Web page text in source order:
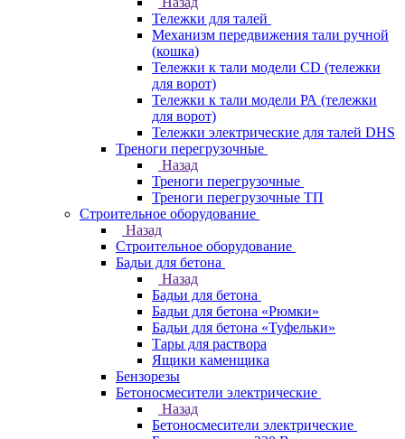
Тележки для талей
Механизм передвижения тали ручной
(кошка)
Тележки к тали модели CD (тележки
для ворот)
Тележки к тали модели РА (тележки
для ворот)
Тележки электрические для талей DHS
Треноги перегрузочные
Назад
Треноги перегрузочные
Треноги перегрузочные ТП
Строительное оборудование
Назад
Строительное оборудование
Бадьи для бетона
Назад
Бадьи для бетона
Бадьи для бетона «Рюмки»
Бадьи для бетона «Туфельки»
Тары для раствора
Ящики каменщика
Бензорезы
Бетоносмесители электрические
Назад
Бетоносмесители электрические